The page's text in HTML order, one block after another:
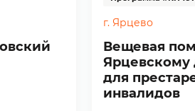
г. Ярцево
Вещевая
Ярцевскому
для
инвалидов